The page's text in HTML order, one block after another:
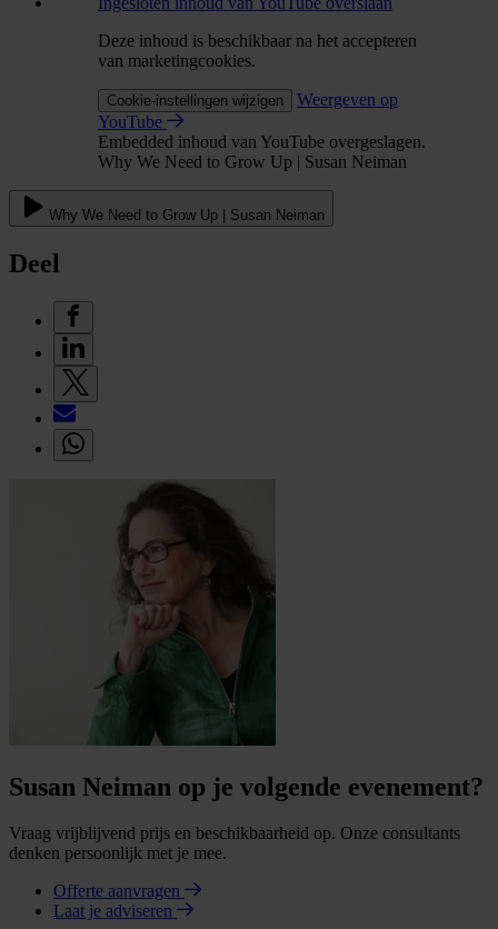
Deze inhoud is beschikbaar na het accepteren
van marketingcookies.
Cookie-instellingen wijzigen
Weergeven op
YouTube
Embedded inhoud van YouTube overgeslagen.
Why We Need to Grow Up | Susan Neiman
Why We Need to Grow Up | Susan Neiman
Deel
Susan Neiman op je volgende evenement?
Vraag vrijblijvend prijs en beschikbaarheid op. Onze consultants
denken persoonlijk met je mee.
Offerte aanvragen
Laat je adviseren